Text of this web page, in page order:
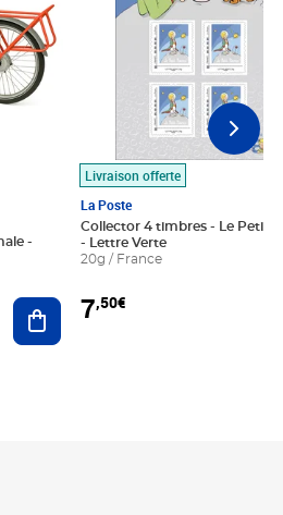
Ajouter au panier
Livraison offerte
La Poste
Collector 4 timbres - Le Petit
- Lettre Verte
20g / France
7,50€